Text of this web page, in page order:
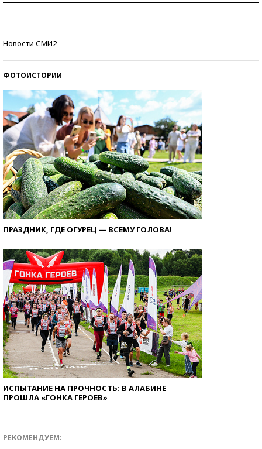
Новости СМИ2
ФОТОИСТОРИИ
ПРАЗДНИК, ГДЕ ОГУРЕЦ — ВСЕМУ ГОЛОВА!
ИСПЫТАНИЕ НА ПРОЧНОСТЬ: В АЛАБИНЕ
ПРОШЛА «ГОНКА ГЕРОЕВ»
РЕКОМЕНДУЕМ: